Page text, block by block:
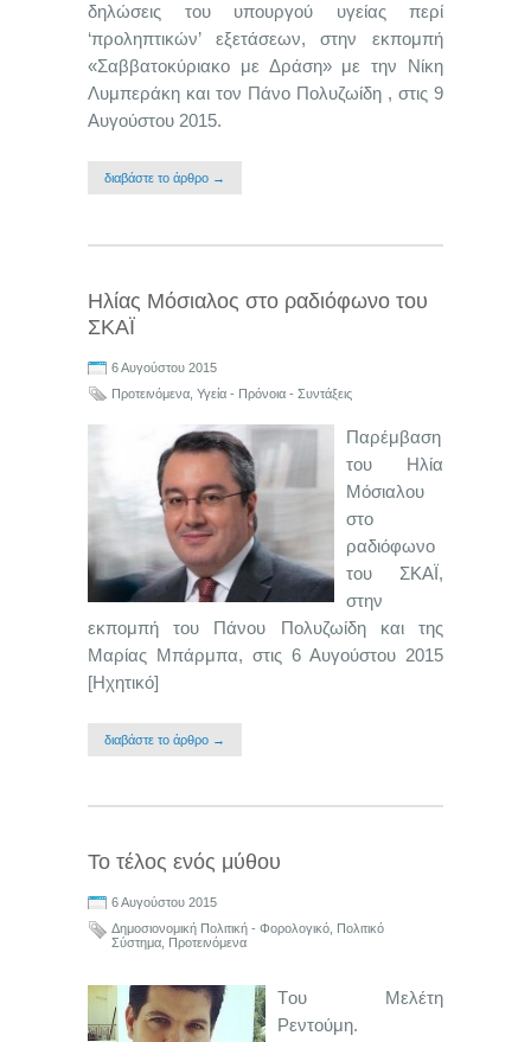
δηλώσεις του υπουργού υγείας περί
‘προληπτικών’ εξετάσεων, στην εκπομπή
«Σαββατοκύριακο με Δράση» με την Νίκη
Λυμπεράκη και τον Πάνο Πολυζωίδη , στις 9
Αυγούστου 2015.
διαβάστε το άρθρο →
Ηλίας Μόσιαλος στο ραδιόφωνο του
ΣΚΑΪ
6 Αυγούστου 2015
Προτεινόμενα Υγεία - Πρόνοια - Συντάξεις
Παρέμβαση
του Ηλία
Μόσιαλου
στο
ραδιόφωνο
του ΣΚΑΪ,
στην
εκπομπή του Πάνου Πολυζωίδη και της
Μαρίας Μπάρμπα, στις 6 Αυγούστου 2015
[Ηχητικό]
διαβάστε το άρθρο →
Το τέλος ενός μύθου
6 Αυγούστου 2015
Δημοσιονομική Πολιτική - Φορολογικό
Πολιτικό
Σύστημα
Προτεινόμενα
Tου Μελέτη
Ρεντούμη.